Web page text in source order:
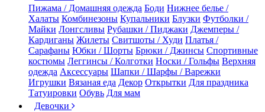
Пижама / Домашняя одежда Боди Нижнее белье /
Халаты Комбинезоны Купальники Блузки Футболки /
Майки Лонгсливы Рубашки / Пиджаки Джемперы /
Кардиганы Жилеты Свитшоты / Худи Платья /
Сарафаны Юбки / Шорты Брюки / Джинсы Спортивные
костюмы Леггинсы / Колготки Носки / Гольфы Верхняя
одежда Аксессуары Шапки / Шарфы / Варежки
Игрушки Вязаная еда Декор Открытки Для праздника
Татуировки Обувь Для мам
Девочки